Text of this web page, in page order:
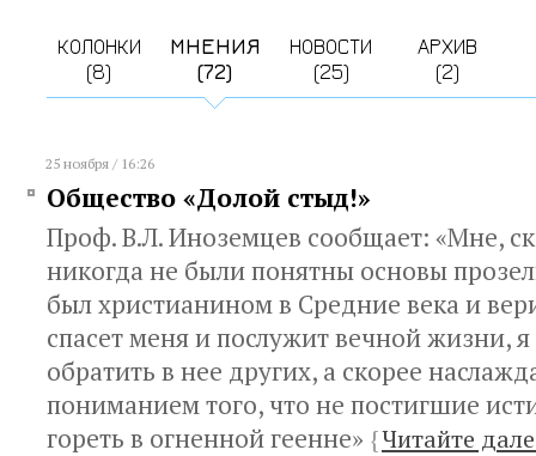
КОЛОНКИ
(8)
МНЕНИЯ
(72)
НОВОСТИ
(25)
АРХИВ
(2)
25 ноября / 16:26
Общество «Долой стыд!»
Проф. В.Л. Иноземцев сообщает: «Мне,
никогда не были понятны основы
был христианином в Средние века и
спасет меня и послужит вечной жизни,
обратить в нее других, а скорее
пониманием того, что не постигшие
гореть в огненной геенне» {Читайте